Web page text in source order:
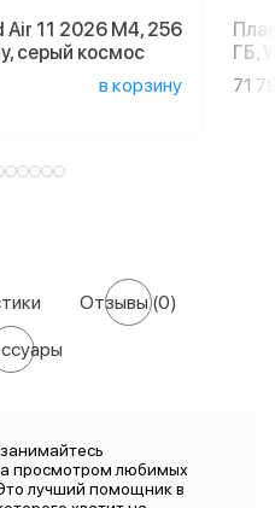
Air 11 2026 M4, 256
серый космос
в корзину
ГБ,
71
Отзывы(0)
просмотром любимых
лучший помощник в